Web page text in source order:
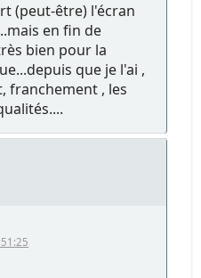
(peut-être) l'écran
en fin de
bien pour la
que je l'ai ,
franchement , les